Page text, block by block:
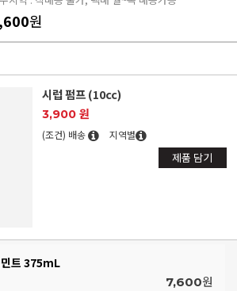
원
시럽 펌프 (10cc)
3,900 원
(조건) 배송 지역별
제품 담기
민트 375mL
7,600원